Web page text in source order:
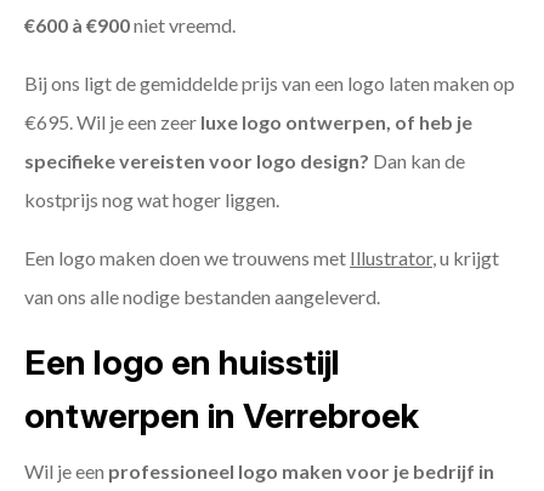
€600 à €900niet vreemd.
Bij ons ligt de gemiddelde prijs van een logo laten maken op
€695. Wil je een zeer luxe logo ontwerpen, of heb je
specifieke vereisten voor logo design? Dan kan de
kostprijs nog wat hoger liggen.
Een logo maken doen we trouwens met Illustrator, u krijgt
van ons alle nodige bestanden aangeleverd.
Een logo en huisstijl
ontwerpen in Verrebroek
Wil je een professioneel logo maken voor je bedrijf in